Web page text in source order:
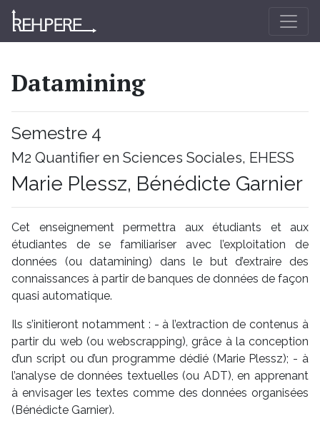
Datamining
Semestre 4
M2 Quantifier en Sciences Sociales, EHESS
Marie Plessz, Bénédicte Garnier
Cet enseignement permettra aux étudiants et aux
étudiantes de se familiariser avec l’exploitation de
données (ou datamining) dans le but d’extraire des
connaissances à partir de banques de données de façon
quasi automatique.
Ils s’initieront notamment : - à l’extraction de contenus à
partir du web (ou webscrapping), grâce à la conception
d’un script ou d’un programme dédié (Marie Plessz); - à
l’analyse de données textuelles (ou ADT), en apprenant
à envisager les textes comme des données organisées
(Bénédicte Garnier).